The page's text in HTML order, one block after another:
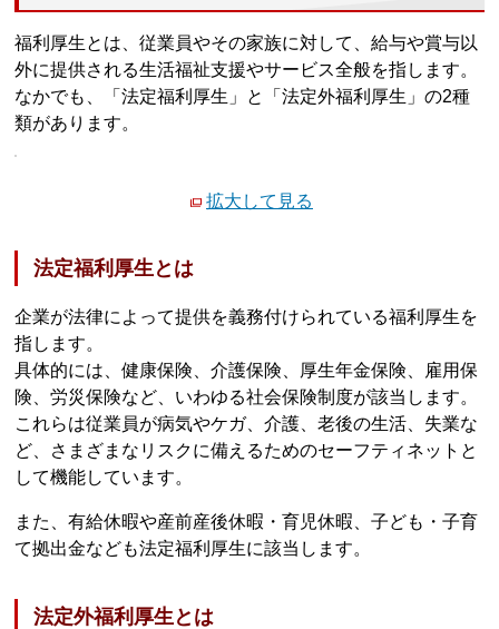
福利厚生とは、従業員やその家族に対して、給与や賞与以
外に提供される生活福祉支援やサービス全般を指します。
なかでも、「法定福利厚生」と「法定外福利厚生」の2種
類があります。
拡大して見る
法定福利厚生とは
企業が法律によって提供を義務付けられている福利厚生を
指します。
具体的には、健康保険、介護保険、厚生年金保険、雇用保
険、労災保険など、いわゆる社会保険制度が該当します。
これらは従業員が病気やケガ、介護、老後の生活、失業な
ど、さまざまなリスクに備えるためのセーフティネットと
して機能しています。
また、有給休暇や産前産後休暇・育児休暇、子ども・子育
て拠出金なども法定福利厚生に該当します。
法定外福利厚生とは